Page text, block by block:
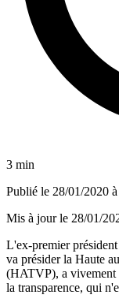
3 min
Publié le 28/01/2020
Mis à jour le 28/01/
L'ex-premier
va présider la Haute
(HATVP), a vivement
la transparence, qui